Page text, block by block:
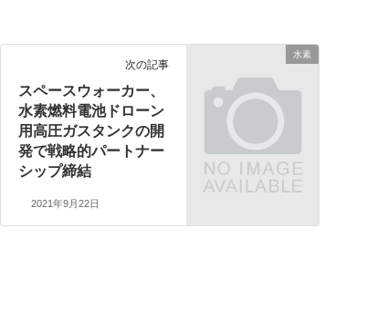
水素
次の記事
スペースウォーカー、
水素燃料電池ドローン
用高圧ガスタンクの開
発で戦略的パートナー
シップ締結
2021年9月22日